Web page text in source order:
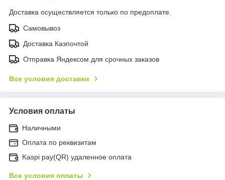
Доставка осуществляется только по предоплате.
Самовывоз
Доставка Казпочтой
Отправка Яндексом для срочных заказов
Все условия доставки
Условия оплаты
Наличными
Оплата по реквизитам
Kaspi pay(QR) удаленное оплата
Все условия оплаты